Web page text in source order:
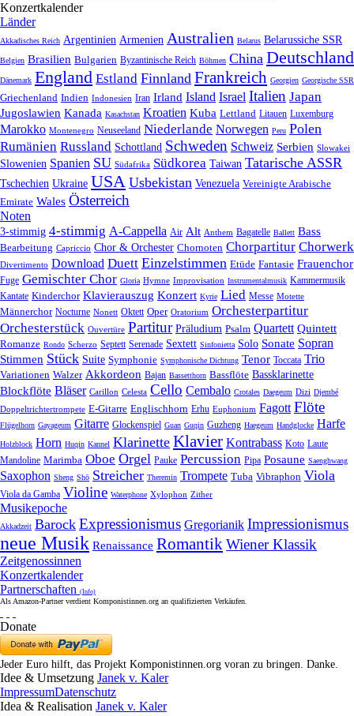
Konzertkalender
Länder
Akkadisches Reich Argentinien Armenien Australien Belarus Belarussiche SSR
Belgien Brasilien Bulgarien Byzantinische Reich Böhmen China Deutschland
Dänemark England Estland Finnland Frankreich Georgien Georgische SSR
Griechenland Indien Indonesien Iran Irland Island Israel Italien Japan
Jugoslawien Kanada Kasachstan Kroatien Kuba Lettland Litauen Luxemburg
Marokko Montenegro Neuseeland Niederlande Norwegen Peru Polen
Rumänien Russland Schottland Schweden Schweiz Serbien Slowakei
Slowenien Spanien SU Südafrika Südkorea Taiwan Tatarische ASSR
Tschechien Ukraine USA Usbekistan Venezuela Vereinigte Arabische
Emirate Wales Österreich
Noten
3-stimmig 4-stimmig A-Cappella Air Alt Anthem Bagatelle Ballett Bass
Bearbeitung Capriccio Chor & Orchester Chornoten Chorpartitur Chorwerk
Divertimento Download Duett Einzelstimmen Etüde Fantasie Frauenchor
Fuge Gemischter Chor Gloria Hymne Improvisation Instrumentalmusik Kammermusik
Kantate Kinderchor Klavierauszug Konzert Kyrie Lied Messe Motette
Männerchor Nocturne Nonett Oktett Oper Oratorium Orchesterpartitur
Orchesterstück Ouvertüre Partitur Präludium Psalm Quartett Quintett
Romanze Rondo Scherzo Septett Serenade Sextett Sinfonietta Solo Sonate Sopran
Stimmen Stück Suite Symphonie Symphonische Dichtung Tenor Toccata Trio
Variationen Walzer Akkordeon Bajan Bassetthorn Bassflöte Bassklarinette
Blockflöte Bläser Carillon Celesta Cello Cembalo Crotales Daegeum Dizi Djembé
Doppeltrichtertrompete E-Gitarre Englischhorn Erhu Euphonium Fagott Flöte
Flügelhorn Gayageum Gitarre Glockenspiel Guan Guqin Guzheng Haegeum Handglocke Harfe
Holzblock Horn Huqin Kannel Klarinette Klavier Kontrabass Koto Laute
Mandoline Marimba Oboe Orgel Pauke Percussion Pipa Posaune Saenghwang
Saxophon Sheng Shō Streicher Theremin Trompete Tuba Vibraphon Viola
Viola da Gamba Violine Waterphone Xylophon Zither
Musikepoche
Akkadzeit Barock Expressionismus Gregorianik Impressionismus
neue Musik Renaissance RomantikWiener Klassik
Zeitgenossinnen
Konzertkalender
Partnerschaften (Info)
Als Amazon-Partner verdient Komponistinnen.org an qualifizierten Verkäufen.
Donate
Jeder Euro hilft, das Projekt Komponistinnen.org voran zu bringen. Danke.
Idee & Umsetzung Janek v. Kaler
ImpressumDatenschutz
Idea & Realisation Janek v. Kaler